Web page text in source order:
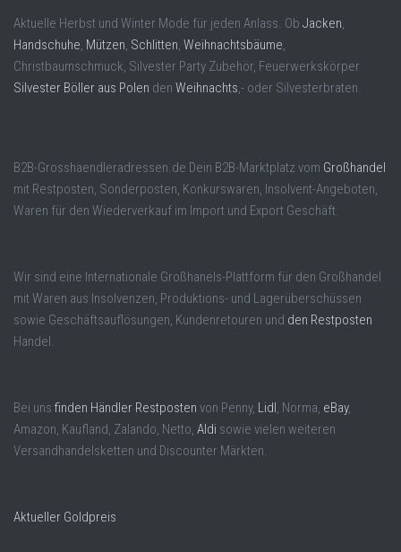
Aktuelle Herbst und Winter Mode für jeden Anlass. Ob Jacken
Handschuhe Mützen Schlitten Weihnachtsbäume
Christbaumschmuck, Silvester Party Zubehör, Feuerwerkskörper
Silvester Böller aus Polen den Weihnachts ,- oder Silvesterbraten.
B2B-Grosshaendleradressen.de Dein B2B-Marktplatz vom Großhandel
mit Restposten, Sonderposten, Konkurswaren, Insolvent-Angeboten,
Waren für den Wiederverkauf im Import und Export Geschäft.
Wir sind eine Internationale Großhanels-Plattform für den Großhandel
mit Waren aus Insolvenzen, Produktions- und Lagerüberschüssen
sowie Geschäftsauflösungen, Kundenretouren und den Restposten
Handel.
Bei uns finden Händler Restposten von Penny, Lidl , Norma, eBay,
Amazon, Kaufland, Zalando, Netto, Aldi sowie vielen weiteren
Versandhandelsketten und Discounter Märkten.
Aktueller Goldpreis